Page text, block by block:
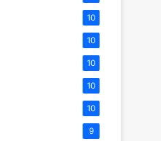
10
10
10
10
10
9